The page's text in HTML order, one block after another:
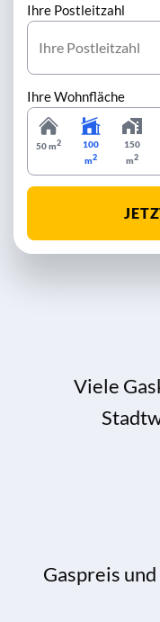
Ihre Postleitzahl
Ihre Wohnfläche
50 m2
100
m2
150
m2
Viele
Gaspreis